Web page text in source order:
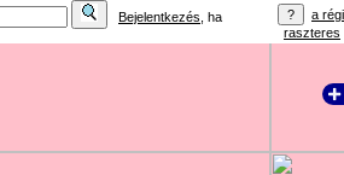
Bejelentkezés , ha
a régi
raszteres